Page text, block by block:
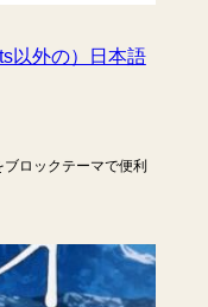
以外の）日本語
ロックテーマで便利